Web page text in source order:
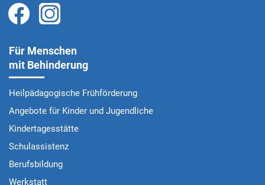
Für Menschen
mit Behinderung
Heilpädagogische Frühförderung
Angebote für Kinder und Jugendliche
Kindertagesstätte
Schulassistenz
Berufsbildung
Werkstatt